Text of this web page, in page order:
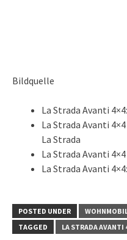
Bildquelle
La Strada Avanti
La Strada Avanti
La Strada
La Strada Avanti
La Strada Avanti
POSTED UNDER
TAGGED
LA STRADA AVANTI